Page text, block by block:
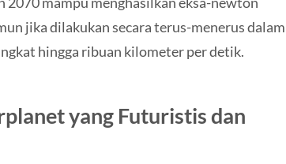
jika dilakukan secara terus-menerus dalam
hingga ribuan kilometer per detik.
yang Futuristis dan